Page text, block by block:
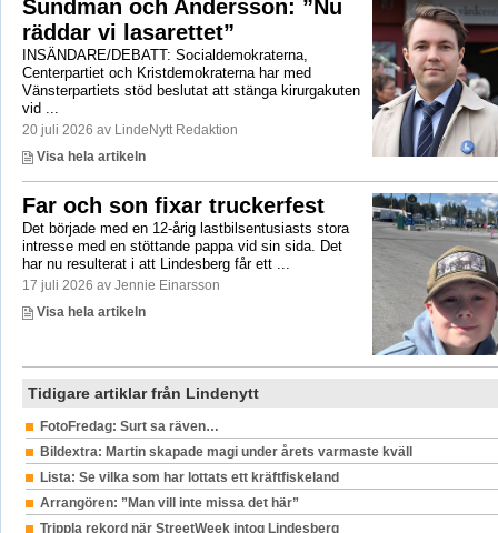
Sundman och Andersson: ”Nu
räddar vi lasarettet”
INSÄNDARE/DEBATT: Socialdemokraterna,
Centerpartiet och Kristdemokraterna har med
Vänsterpartiets stöd beslutat att stänga kirurgakuten
vid ...
20 juli 2026 av LindeNytt Redaktion
Visa hela artikeln
Far och son fixar truckerfest
Det började med en 12-årig lastbilsentusiasts stora
intresse med en stöttande pappa vid sin sida. Det
har nu resulterat i att Lindesberg får ett ...
17 juli 2026 av Jennie Einarsson
Visa hela artikeln
Tidigare artiklar från Lindenytt
FotoFredag: Surt sa räven…
Bildextra: Martin skapade magi under årets varmaste kväll
Lista: Se vilka som har lottats ett kräftfiskeland
Arrangören: ”Man vill inte missa det här”
Trippla rekord när StreetWeek intog Lindesberg